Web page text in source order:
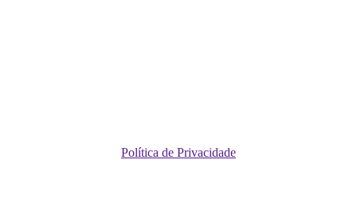
Política de Privacidade